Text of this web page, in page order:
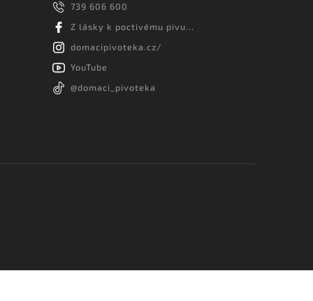
739 606 600
Z lásky k poctivému pivu...
domacipivoteka.cz/
YouTube
@domaci_pivoteka